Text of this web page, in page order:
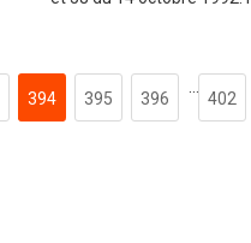
394 395 396
…
402